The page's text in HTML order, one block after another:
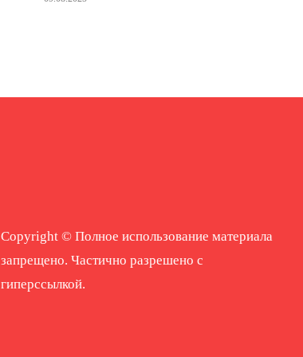
Copyright © Полное использование материала
запрещено. Частично разрешено с
гиперссылкой.